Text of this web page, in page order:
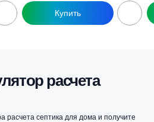
расчета
расчета септика для дома и получите